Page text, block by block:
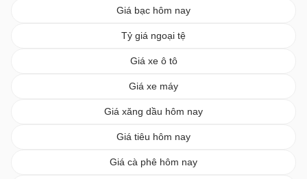
Giá bạc hôm nay
Tỷ giá ngoại tệ
Giá xe ô tô
Giá xe máy
Giá xăng dầu hôm nay
Giá tiêu hôm nay
Giá cà phê hôm nay